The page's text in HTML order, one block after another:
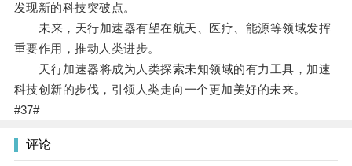
发现新的科技突破点。
未来，天行加速器有望在航天、医疗、能源等领域发挥
重要作用，推动人类进步。
天行加速器将成为人类探索未知领域的有力工具，加速
科技创新的步伐，引领人类走向一个更加美好的未来。
#37#
评论